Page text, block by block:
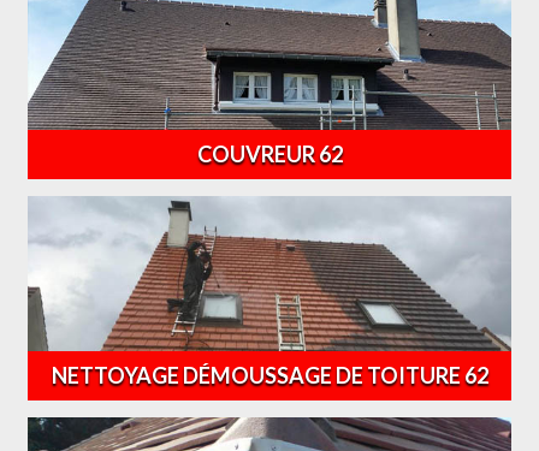
COUVREUR 62
NETTOYAGE DÉMOUSSAGE DE TOITURE 62